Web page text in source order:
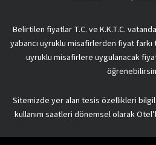
Belirtilen fiyatlar T.C. ve K.K.T.C.
yabancı uyruklu misafirlerden fiyat
uyruklu misafirlere uygulanacak
Sitemizde yer alan tesis özellikleri
kullanım saatleri dönemsel olarak